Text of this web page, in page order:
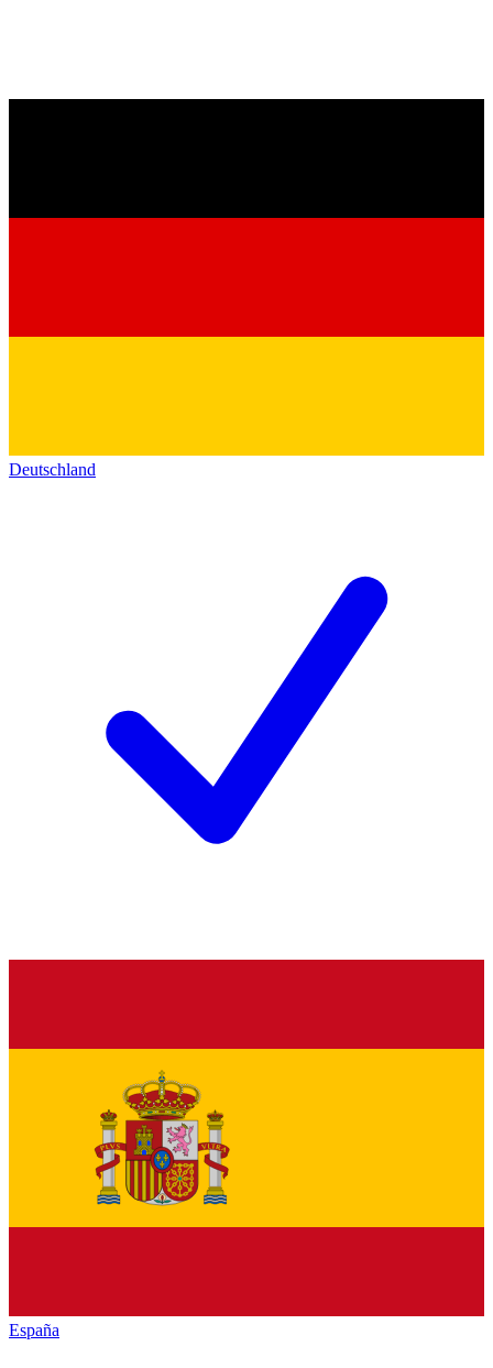
Deutschland
España